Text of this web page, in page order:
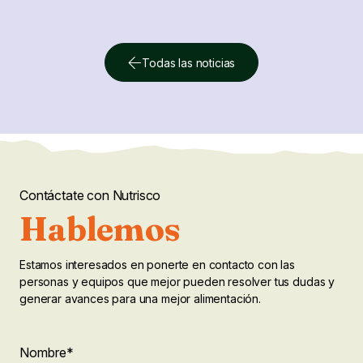
Todas las noticias
Contáctate con Nutrisco
Hablemos
Estamos interesados en ponerte en contacto con las
personas y equipos que mejor pueden resolver tus dudas y
generar avances para una mejor alimentación.
señala